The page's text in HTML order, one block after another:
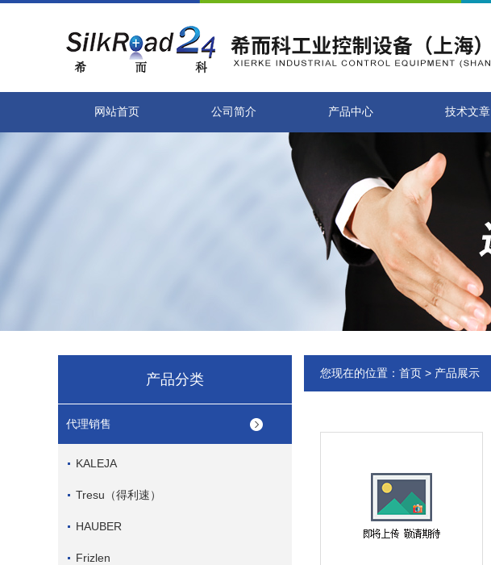
网站首页 公司简介 产品中心 技术文章
产品分类
代理销售
KALEJA
Tresu（得利速）
HAUBER
Frizlen
您现在的位置： 首页 > 产品展示